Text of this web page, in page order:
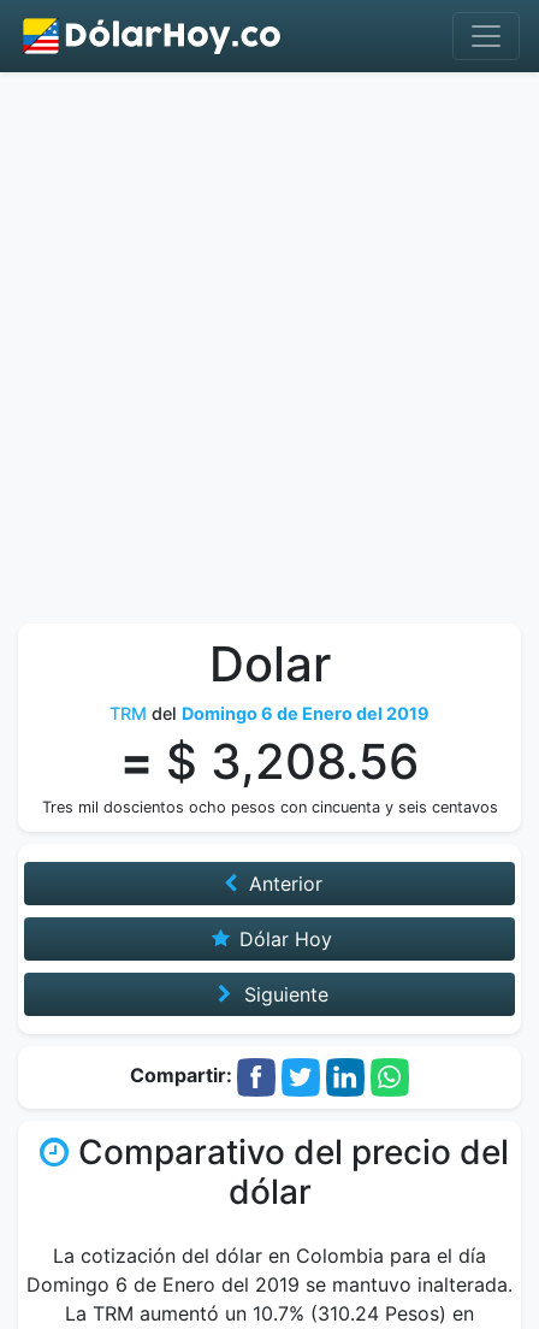
Dolar
TRM del Domingo 6 de Enero del 2019
= $ 3,208.56
Tres mil doscientos ocho pesos con cincuenta y seis centavos
Anterior
Dólar Hoy
Siguiente
Compartir:
Comparativo del precio del
dólar
La cotización del dólar en Colombia para el día
Domingo 6 de Enero del 2019 se mantuvo inalterada.
La TRM aumentó un 10.7% (310.24 Pesos) en